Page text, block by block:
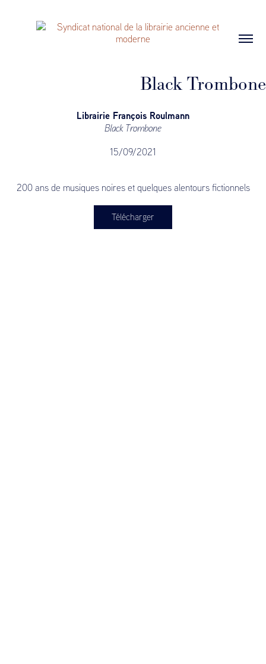
Black Trombone
Librairie François Roulmann
Black Trombone
15/09/2021
200 ans de musiques noires et quelques alentours fictionnels
Télécharger